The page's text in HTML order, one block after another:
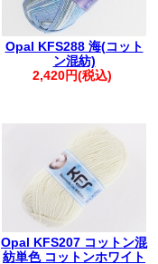
※購入履歴に
ざいますので
・ご入金後の
・商品の取り
・着日指定は
※1週間を超え
ます。
・複数回に分
文につきまし
Opal KFS288 海(コット
ン混紡)
2,420円(税込)
Opal KFS207 コットン混
紡単色 コットンホワイト